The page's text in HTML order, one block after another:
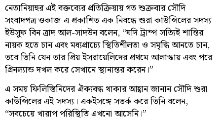
নেতানিয়াহুর এই বক্তব্যের প্রতিক্রিয়ায় গত শুক্রবার সৌদি
সংবাদপত্র ওকাজ-এ প্রকাশিত এক নিবন্ধে শুরা কাউন্সিলের সদস্য
ইউসুফ বিন ত্রাদ আল-সাদউন বলেন, “যদি ট্রাম্প সত্যিই শান্তির
নায়ক হতে চান এবং মধ্যপ্রাচ্যে স্থিতিশীলতা ও সমৃদ্ধি আনতে চান,
তবে তিনি যেন তার প্রিয় ইসরায়েলিদের প্রথমে আলাস্কায় এবং পরে
গ্রিনল্যান্ড দখল করে সেখানে স্থানান্তর করেন।”
এ সময় ফিলিস্তিনিদের ঐক্যবদ্ধ থাকার আহ্বান জানান সৌদি শুরা
কাউন্সিলের এই সদস্য। একইসঙ্গে সতর্ক করে তিনি বলেন,
“সবচেয়ে খারাপ পরিস্থিতি এখনো আসেনি।”